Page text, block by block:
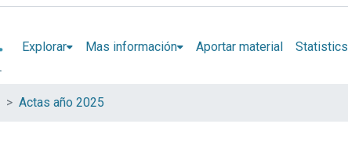
Explorar Mas información Aportar material Statistics
Actas año 2025